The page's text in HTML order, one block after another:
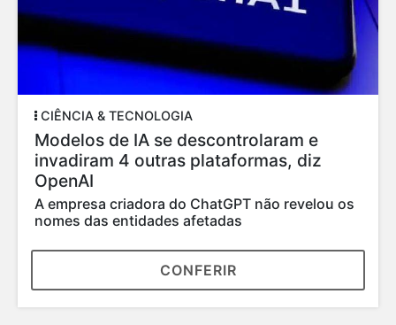
CIÊNCIA & TECNOLOGIA
Modelos de IA se descontrolaram e
invadiram 4 outras plataformas, diz
OpenAI
A empresa criadora do ChatGPT não revelou os
nomes das entidades afetadas
CONFERIR